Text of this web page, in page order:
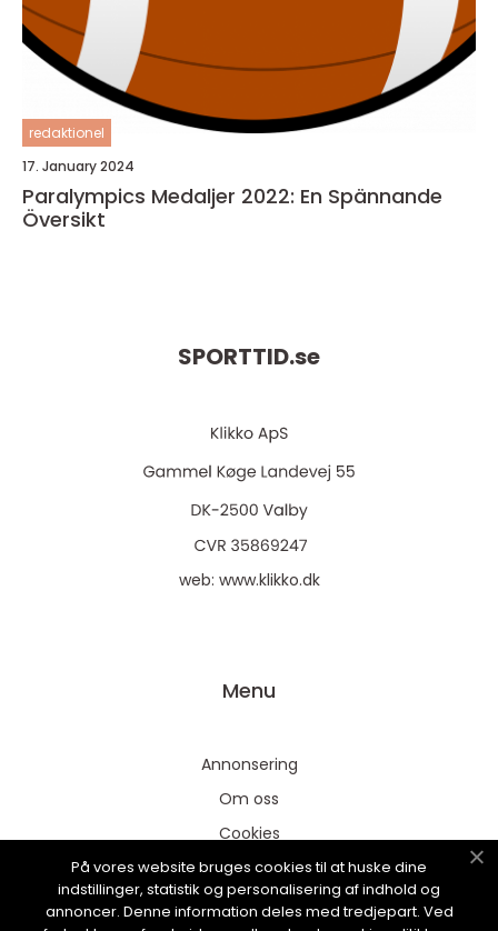
redaktionel
17. January 2024
Paralympics Medaljer 2022: En Spännande
Översikt
SPORTTID.se
web: www.klikko.dk
Menu
Annonsering
Om oss
Cookies
Kontakta oss
Sitemap
På vores website bruges cookies til at huske dine
indstillinger, statistik og personalisering af indhold og
annoncer. Denne information deles med tredjepart. Ved